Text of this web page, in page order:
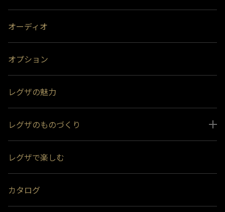
オーディオ
オプション
レグザの魅力
レグザのものづくり
スペシャルコンテンツ
受賞履歴
レグザで楽しむ
カタログ